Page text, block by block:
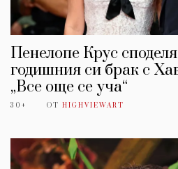
Пенелопе Крус
годишния си брак с
„Все още се уча“
30+ ОТ HIGHVIEWART